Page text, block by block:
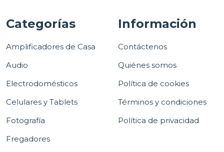
Categorías
Amplificadores de Casa
Audio
Electrodomésticos
Celulares y Tablets
Fotografía
Fregadores
Información
Contáctenos
Quiénes somos
Política de cookies
Términos y condiciones
Política de privacidad